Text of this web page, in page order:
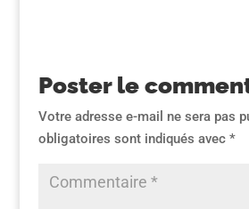
Poster le
Votre adresse e-mail ne sera pas
obligatoires sont indiqués avec *